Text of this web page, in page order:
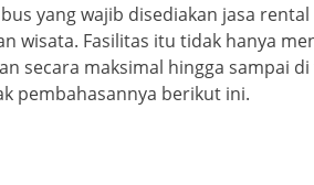
yang wajib disediakan jasa
wisata. Fasilitas itu tidak hanya
secara maksimal hingga sampai
pembahasannya berikut ini.